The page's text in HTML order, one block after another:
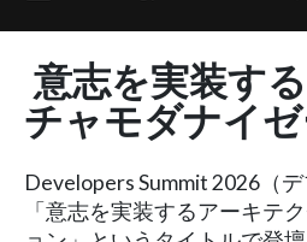
意志を実装す
チャモダナイ
Developers Summit 2026（
「意志を実装するアーキテ